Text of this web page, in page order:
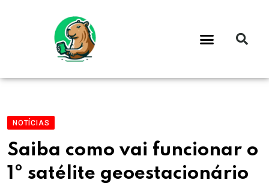
NOTÍCIAS
Saiba como vai funcionar o
1º satélite geoestacionário